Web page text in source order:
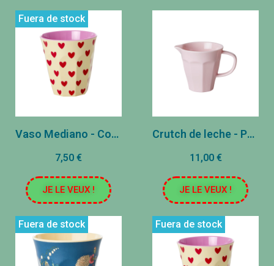
Fuera de stock
Vaso Mediano - Corazones
7,50 €
JE LE VEUX !
Crutch de leche - Pale rosa
11,00 €
JE LE VEUX !
Fuera de stock Fuera de stock